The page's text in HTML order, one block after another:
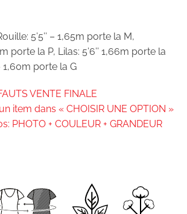
5’5’’ – 1,65m porte la M,
porte la P, Lilas: 5’6’’ 1,66m porte la
1,60m porte la G
VENTE FINALE
item dans « CHOISIR UNE OPTION »
PHOTO + COULEUR + GRANDEUR